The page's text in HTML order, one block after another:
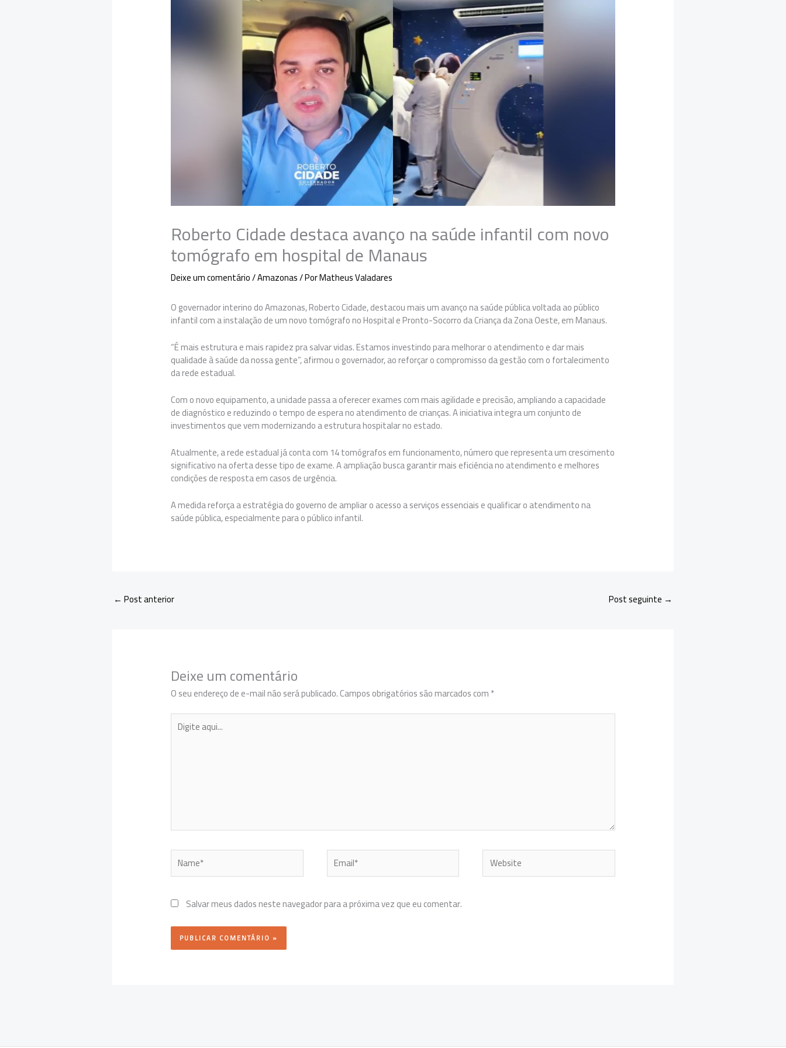
Roberto Cidade destaca avanço na saúde infantil com novo
tomógrafo em hospital de Manaus
Deixe um comentário/Amazonas/ PorMatheus Valadares
O governador interino do Amazonas, Roberto Cidade, destacou mais um avanço na saúde pública voltada ao público
infantil com a instalação de um novo tomógrafo no Hospital e Pronto-Socorro da Criança da Zona Oeste, em Manaus.
“É mais estrutura e mais rapidez pra salvar vidas. Estamos investindo para melhorar o atendimento e dar mais
qualidade à saúde da nossa gente”, afirmou o governador, ao reforçar o compromisso da gestão com o fortalecimento
da rede estadual.
Com o novo equipamento, a unidade passa a oferecer exames com mais agilidade e precisão, ampliando a capacidade
de diagnóstico e reduzindo o tempo de espera no atendimento de crianças. A iniciativa integra um conjunto de
investimentos que vem modernizando a estrutura hospitalar no estado.
Atualmente, a rede estadual já conta com 14 tomógrafos em funcionamento, número que representa um crescimento
significativo na oferta desse tipo de exame. A ampliação busca garantir mais eficiência no atendimento e melhores
condições de resposta em casos de urgência.
A medida reforça a estratégia do governo de ampliar o acesso a serviços essenciais e qualificar o atendimento na
saúde pública, especialmente para o público infantil.
← Post anterior Post seguinte →
Deixe um comentário
O seu endereço de e-mail não será publicado.Campos obrigatórios são marcados com*
Digite
aqui...
Name* Email* Website
Salvar meus dados neste navegador para a próxima vez que eu comentar.